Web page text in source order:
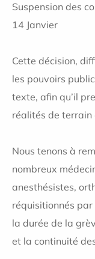
Suspension des
14 Janvier
Cette décision,
les pouvoirs
texte, afin qu’il
réalités de terrain
Nous tenons à
nombreux
anesthésistes,
réquisitionnés
la durée de la
et la continuité